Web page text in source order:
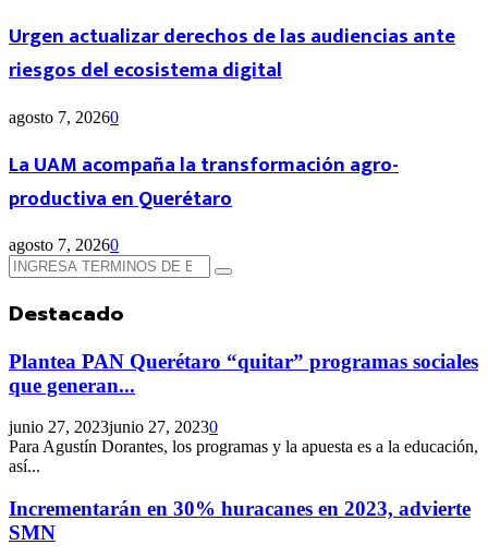
Urgen actualizar derechos de las audiencias ante
riesgos del ecosistema digital
agosto 7, 20260
La UAM acompaña la transformación agro-
productiva en Querétaro
agosto 7, 20260
Búsqueda
de:
Búsqueda
Destacado
Plantea PAN Querétaro “quitar” programas sociales
que generan...
junio 27, 2023junio 27, 20230
Para Agustín Dorantes, los programas y la apuesta es a la educación,
así...
Incrementarán en 30% huracanes en 2023, advierte
SMN